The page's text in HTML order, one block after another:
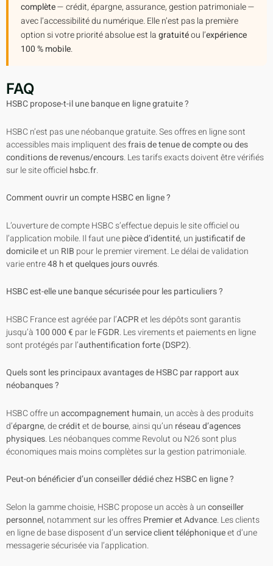
complète— crédit, épargne, assurance, gestion patrimoniale —
avec l’accessibilité du numérique. Elle n’est pas la première
option si votre priorité absolue est lagratuitéou l’expérience
100 % mobile.
FAQ
HSBC propose-t-il une banque en ligne gratuite ?
HSBC n’est pas une néobanque gratuite. Ses offres en ligne sont
accessibles mais impliquent desfrais de tenue de compte ou des
conditions de revenus/encours. Les tarifs exacts doivent être vérifiés
sur le site officiel hsbc.fr.
Comment ouvrir un compte HSBC en ligne ?
L’ouverture de compte HSBC s’effectue depuis le site officiel ou
l’application mobile. Il faut unepièce d’identité, un justificatif de
domicileet un RIB pour le premier virement. Le délai de validation
varie entre48 h et quelques jours ouvrés.
HSBC est-elle une banque sécurisée pour les particuliers ?
HSBC France est agréée par l’ACPRet les dépôts sont garantis
jusqu’à 100 000 €par leFGDR. Les virements et paiements en ligne
sont protégés par l’authentification forte (DSP2).
Quels sont les principaux avantages de HSBC par rapport aux
néobanques ?
HSBC offre unaccompagnement humain, un accès à des produits
d’épargne, decréditet debourse, ainsi qu’un réseau d’agences
physiques. Les néobanques comme Revolut ou N26 sont plus
économiques mais moins complètes sur la gestion patrimoniale.
Peut-on bénéficier d’un conseiller dédié chez HSBC en ligne ?
Selon la gamme choisie, HSBC propose un accès à unconseiller
personnel, notamment sur les offresPremier et Advance. Les clients
en ligne de base disposent d’unservice client téléphoniqueet d’une
messagerie sécurisée via l’application.